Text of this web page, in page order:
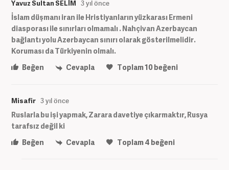
Yavuz Sultan SELİM 3 yıl önce
İslam düşmanı iran ile Hristiyanların yüzkarası Ermeni
diasporası ile sınırları olmamalı . Nahçivan Azerbaycan
bağlantı yolu Azerbaycan sınırı olarak gösterilmelidir.
Koruması da Türkiyenin olmalı.
Beğen
Cevapla Toplam10beğeni
Misafir 3 yıl önce
Ruslarla bu işi yapmak, Zarara davetiye çıkarmaktır, Rusya
tarafsız değil ki
Beğen
Cevapla Toplam4 beğeni